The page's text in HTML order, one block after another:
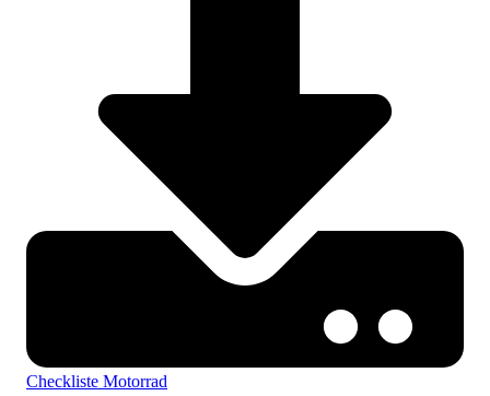
Checkliste Motorrad